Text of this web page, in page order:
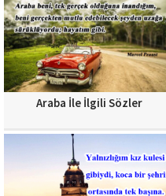
Araba İle İlgili Sözler